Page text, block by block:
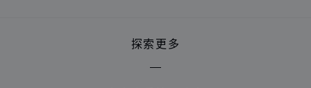
探索更多